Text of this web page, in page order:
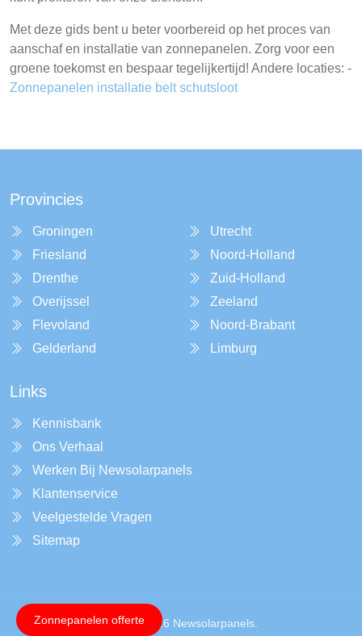
Met deze gids bent u beter voorbereid op het proces van
aanschaf en installatie van zonnepanelen. Zorg voor een
groene toekomst en bespaar tegelijkertijd! Andere locaties: -
Zonnepanelen installatie belt schutsloot
Provincies
Groningen
Friesland
Drenthe
Overijssel
Flevoland
Gelderland
Utrecht
Noord-Holland
Zuid-Holland
Zeeland
Noord-Brabant
Limburg
Links
Kennisbank
Ons Verhaal
Werken Bij Newsolarpanels
Klantenservice
Veelgestelde Vragen
Sitemap
Copyright © 2026 Newsolarpanels.
Zonnepanelen offerte